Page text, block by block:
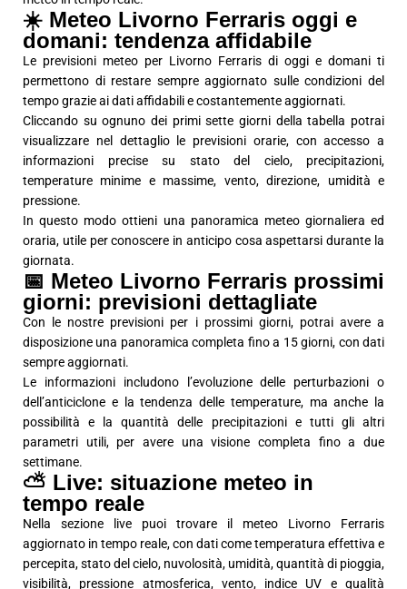
☀️ Meteo Livorno Ferraris oggi e
domani: tendenza affidabile
Le previsioni meteo per Livorno Ferraris di oggi e domani ti
permettono di restare sempre aggiornato sulle condizioni del
tempo grazie ai dati affidabili e costantemente aggiornati.
Cliccando su ognuno dei primi sette giorni della tabella potrai
visualizzare nel dettaglio le previsioni orarie, con accesso a
informazioni precise su stato del cielo, precipitazioni,
temperature minime e massime, vento, direzione, umidità e
pressione.
In questo modo ottieni una panoramica meteo giornaliera ed
oraria, utile per conoscere in anticipo cosa aspettarsi durante la
giornata.
📅 Meteo Livorno Ferraris prossimi
giorni: previsioni dettagliate
Con le nostre previsioni per i prossimi giorni, potrai avere a
disposizione una panoramica completa fino a 15 giorni, con dati
sempre aggiornati.
Le informazioni includono l’evoluzione delle perturbazioni o
dell’anticiclone e la tendenza delle temperature, ma anche la
possibilità e la quantità delle precipitazioni e tutti gli altri
parametri utili, per avere una visione completa fino a due
settimane.
⛅ Live: situazione meteo in
tempo reale
Nella sezione live puoi trovare il meteo Livorno Ferraris
aggiornato in tempo reale, con dati come temperatura effettiva e
percepita, stato del cielo, nuvolosità, umidità, quantità di pioggia,
visibilità, pressione atmosferica, vento, indice UV e qualità